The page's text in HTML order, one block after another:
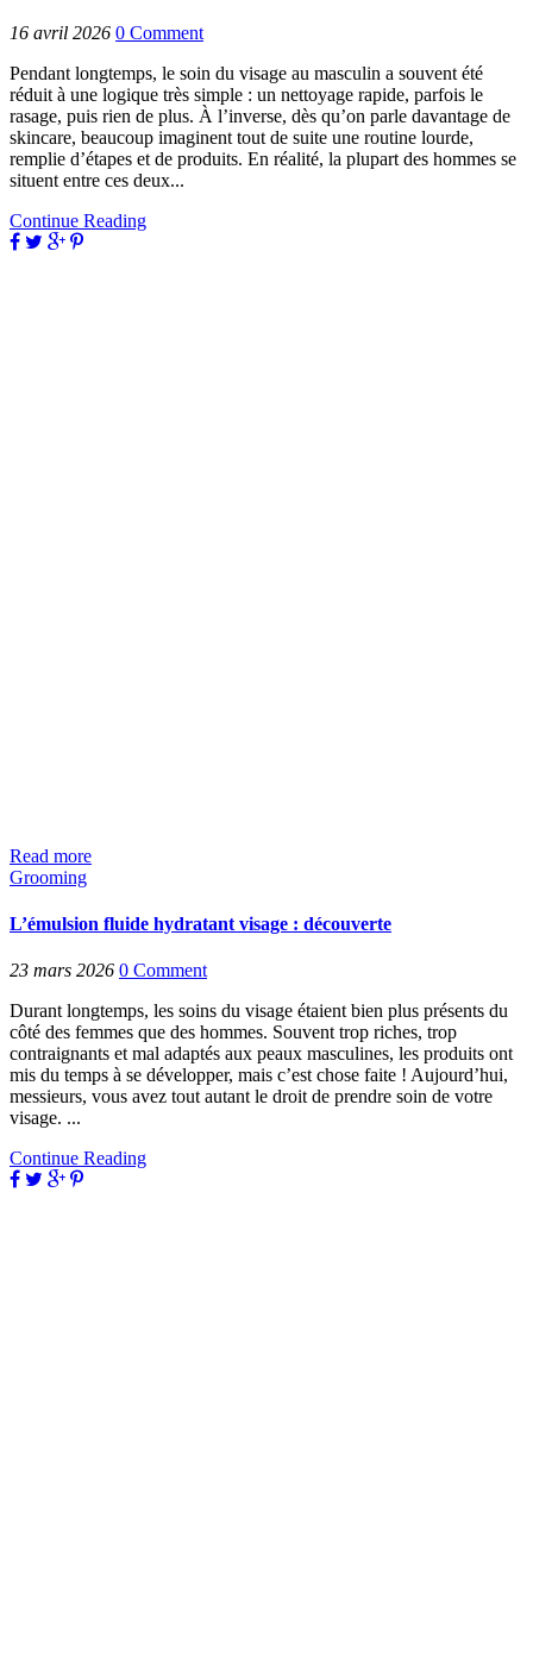
16 avril 2026 0 Comment
Pendant longtemps, le soin du visage au masculin a souvent été
réduit à une logique très simple : un nettoyage rapide, parfois le
rasage, puis rien de plus. À l’inverse, dès qu’on parle davantage de
skincare, beaucoup imaginent tout de suite une routine lourde,
remplie d’étapes et de produits. En réalité, la plupart des hommes se
situent entre ces deux...
Continue Reading
Read more
Grooming
L’émulsion fluide hydratant visage : découverte
23 mars 2026 0 Comment
Durant longtemps, les soins du visage étaient bien plus présents du
côté des femmes que des hommes. Souvent trop riches, trop
contraignants et mal adaptés aux peaux masculines, les produits ont
mis du temps à se développer, mais c’est chose faite ! Aujourd’hui,
messieurs, vous avez tout autant le droit de prendre soin de votre
visage. ...
Continue Reading